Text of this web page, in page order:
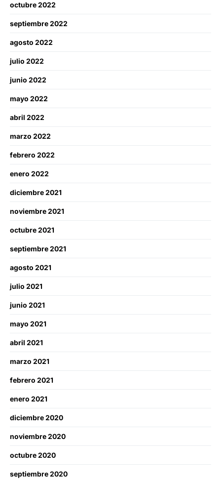
octubre 2022
septiembre 2022
agosto 2022
julio 2022
junio 2022
mayo 2022
abril 2022
marzo 2022
febrero 2022
enero 2022
diciembre 2021
noviembre 2021
octubre 2021
septiembre 2021
agosto 2021
julio 2021
junio 2021
mayo 2021
abril 2021
marzo 2021
febrero 2021
enero 2021
diciembre 2020
noviembre 2020
octubre 2020
septiembre 2020